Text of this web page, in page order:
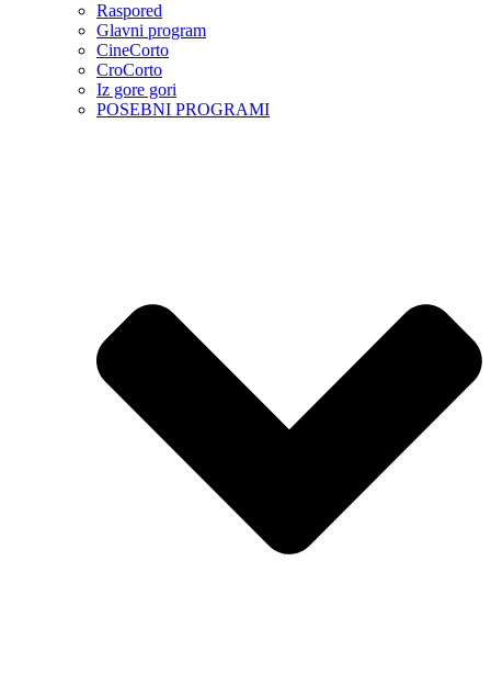
Raspored
Glavni program
CineCorto
CroCorto
Iz gore gori
POSEBNI PROGRAMI